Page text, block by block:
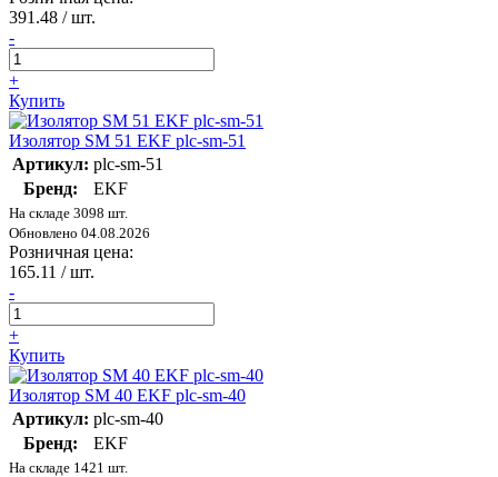
391.48 / шт.
-
+
Купить
Изолятор SM 51 EKF plc-sm-51
Артикул: plc-sm-51
Бренд:
EKF
На складе 3098 шт.
Обновлено 04.08.2026
Розничная цена:
165.11 / шт.
-
+
Купить
Изолятор SM 40 EKF plc-sm-40
Артикул: plc-sm-40
Бренд:
EKF
На складе 1421 шт.